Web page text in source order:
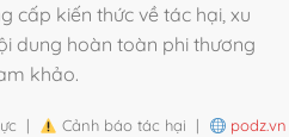
cấp kiến thức về tác hại, xu
dung hoàn toàn phi thương
khảo.
| Cảnh báo tác hại | podz.vn